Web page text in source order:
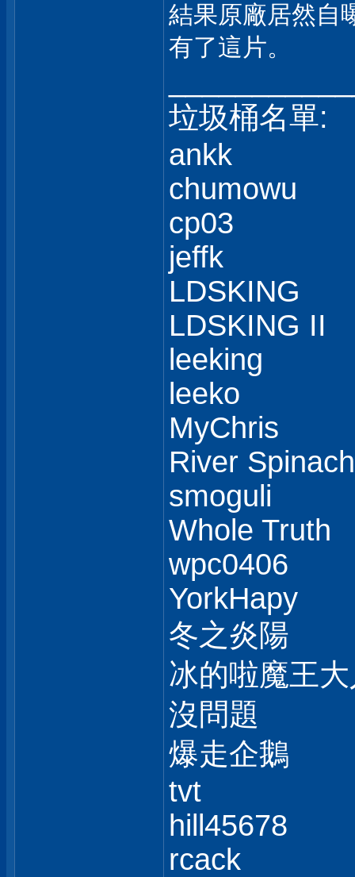
結果原廠居然自
有了這片。
垃圾桶名單:
ankk
chumowu
cp03
jeffk
LDSKING
LDSKING II
leeking
leeko
MyChris
River Spinach
smoguli
Whole Truth
wpc0406
YorkHapy
冬之炎陽
冰的啦魔王
沒問題
爆走企鵝
tvt
hill45678
rcack